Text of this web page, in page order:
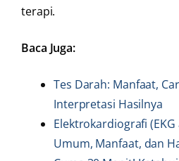
terapi.
Baca Juga:
Tes Darah: Manfaat,
Interpretasi Hasilnya
Elektrokardiografi
Umum, Manfaat, dan